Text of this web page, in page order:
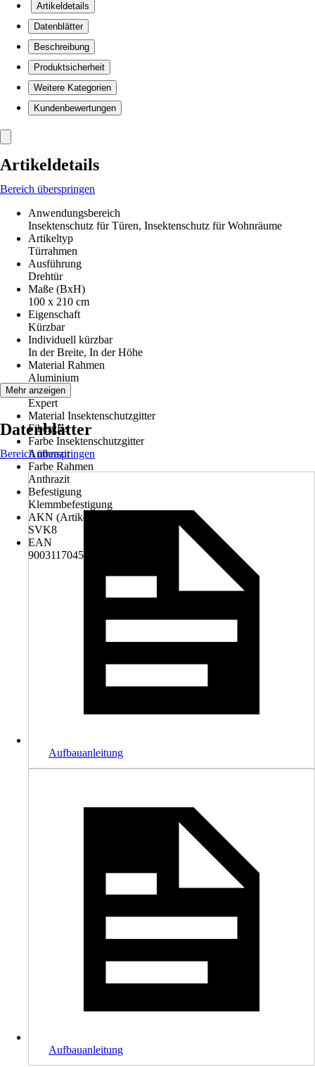
Artikeldetails
Datenblätter
Beschreibung
Produktsicherheit
Weitere Kategorien
Kundenbewertungen
Artikeldetails
Bereich überspringen
Anwendungsbereich
Insektenschutz für Türen, Insektenschutz für Wohnräume
Artikeltyp
Türrahmen
Ausführung
Drehtür
Maße (BxH)
100 x 210 cm
Eigenschaft
Kürzbar
Individuell kürzbar
In der Breite, In der Höhe
Material Rahmen
Aluminium
Serie
Expert
Material Insektenschutzgitter
Fiberglas
Farbe Insektenschutzgitter
Anthrazit
Farbe Rahmen
Anthrazit
Befestigung
Klemmbefestigung
AKN (Artikelkurznummer)
SVK8
EAN
9003117045323
Mehr anzeigen
Datenblätter
Bereich überspringen
Aufbauanleitung
Aufbauanleitung